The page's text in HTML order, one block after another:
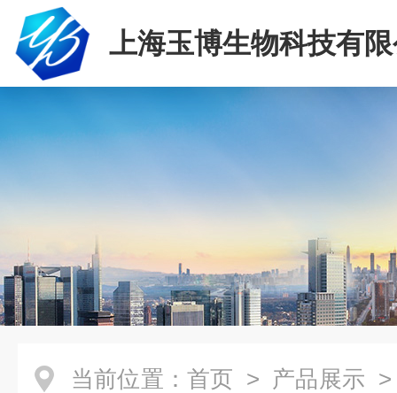
上海玉博生物科技有
当前位置： 首页 > 产品展示